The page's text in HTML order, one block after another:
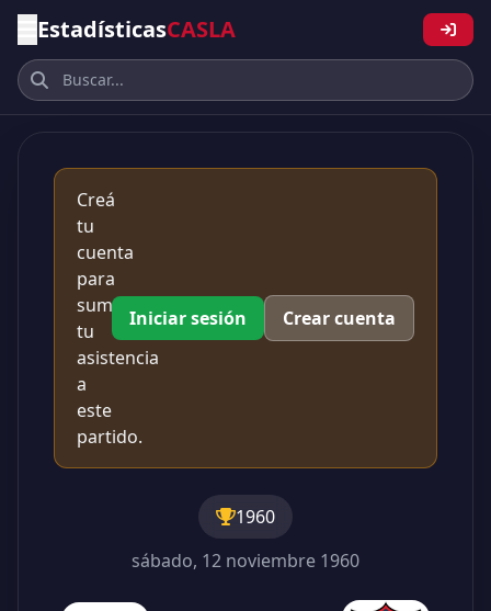
EstadísticasCASLA
Creá
tu
cuenta
para
sumar
tu
asistencia
a
este
partido.
Iniciar sesión Crear cuenta
1960
sábado, 12 noviembre 1960